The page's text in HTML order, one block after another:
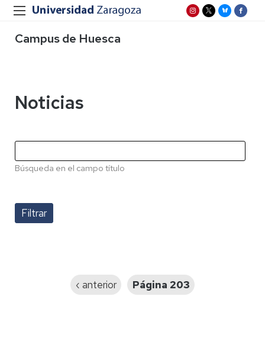
Campus de Huesca
Noticias
Búsqueda en el campo título
Página
‹ anterior Página 203